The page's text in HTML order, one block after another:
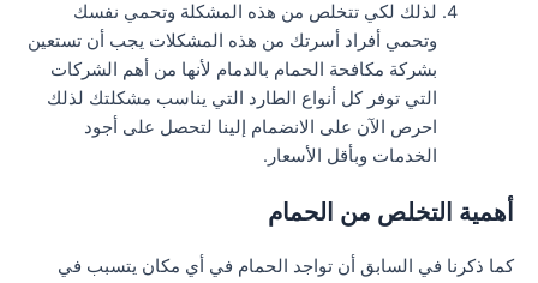
لذلك لكي تتخلص من هذه المشكلة وتحمي نفسك
وتحمي أفراد أسرتك من هذه المشكلات يجب أن تستعين
بشركة مكافحة الحمام بالدمام لأنها من أهم الشركات
التي توفر كل أنواع الطارد التي يناسب مشكلتك لذلك
احرص الآن على الانضمام إلينا لتحصل على أجود
الخدمات وبأقل الأسعار.
أهمية التخلص من الحمام
كما ذكرنا في السابق أن تواجد الحمام في أي مكان يتسبب في